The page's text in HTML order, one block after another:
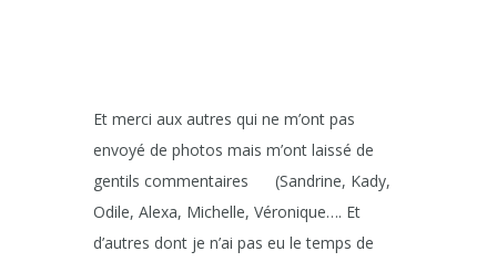
Et merci aux autres qui ne m’ont pas
envoyé de photos mais m’ont laissé de
gentils commentaires
(Sandrine, Kady,
Odile, Alexa, Michelle, Véronique…. Et
d’autres dont je n’ai pas eu le temps de